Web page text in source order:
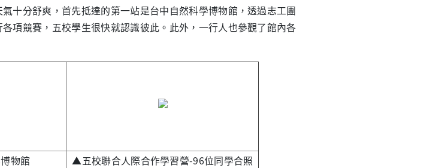
分舒爽，首先抵達的第一站是台中自然科學博物館，透過志工團
項競賽，五校學生很快就認識彼此。此外，一行人也參觀了館內各
物館
▲五校聯合人際合作學習營-96位同學合照